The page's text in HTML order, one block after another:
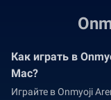
Как играть в
Mac?
Играйте в Onmyoji